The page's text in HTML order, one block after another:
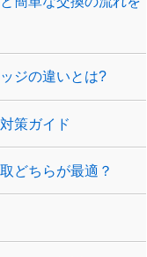
ジの違いとは?
策ガイド
どちらが最適？